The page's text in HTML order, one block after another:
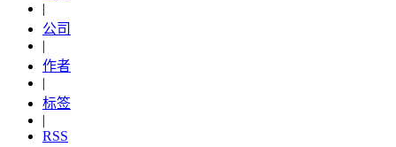
|
公司
|
作者
|
标签
|
RSS